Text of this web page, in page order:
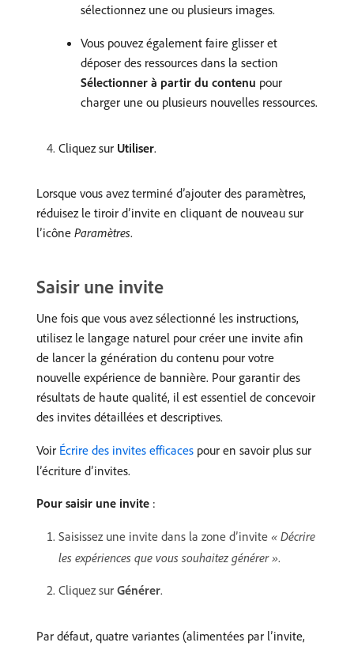
sélectionnez une ou plusieurs images.
Vous pouvez également faire glisser et
déposer des ressources dans la section
Sélectionner à partir du contenu pour
charger une ou plusieurs nouvelles ressources.
Cliquez sur Utiliser.
Lorsque vous avez terminé d’ajouter des paramètres,
réduisez le tiroir d’invite en cliquant de nouveau sur
l’icône Paramètres.
Saisir une invite
Une fois que vous avez sélectionné les instructions,
utilisez le langage naturel pour créer une invite afin
de lancer la génération du contenu pour votre
nouvelle expérience de bannière. Pour garantir des
résultats de haute qualité, il est essentiel de concevoir
des invites détaillées et descriptives.
Voir Écrire des invites efficaces pour en savoir plus sur
l’écriture d’invites.
Pour saisir une invite :
Saisissez une invite dans la zone d’invite « Décrire
les expériences que vous souhaitez générer ».
Cliquez sur Générer.
Par défaut, quatre variantes (alimentées par l’invite,